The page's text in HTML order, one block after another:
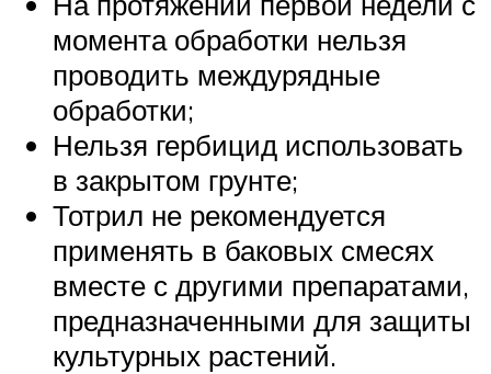
момента обработки нельзя
проводить междурядные
обработки;
Нельзя гербицид использовать
в закрытом грунте;
Тотрил не рекомендуется
применять в баковых смесях
вместе с другими препаратами,
предназначенными для защиты
культурных растений.